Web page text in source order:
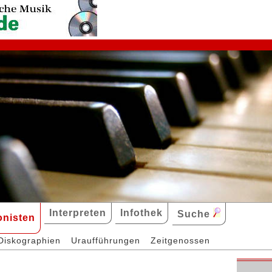
Interpreten Infothek Suche
Uraufführungen Zeitgenossen